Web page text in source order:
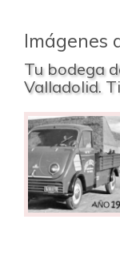
Imágenes
Tu bodega
Valladolid.